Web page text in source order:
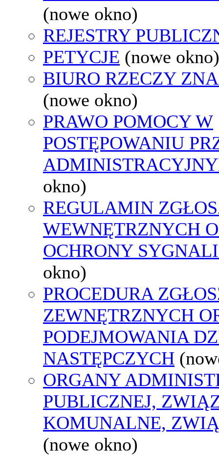
(nowe okno)
REJESTRY
PETYCJE (nowe okno)
BIURO RZECZY
(nowe okno)
PRAWO POMOCY W
POSTĘPOWANIU
okno)
REGULAMIN
WEWNĘTRZNYCH
OCHRONY
okno)
PROCEDURA
ZEWNĘTRZNYCH
PODEJMOWANIA
NASTĘPCZYCH
ORGANY
PUBLICZNEJ,
KOMUNALNE,
(nowe okno)